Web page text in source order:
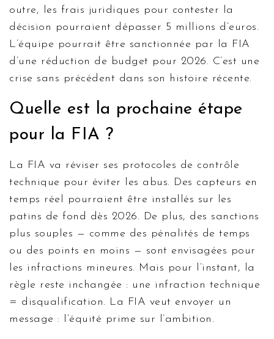
outre, les frais juridiques pour contester la
décision pourraient dépasser 5 millions d’euros.
L’équipe pourrait être sanctionnée par la FIA
d’une réduction de budget pour 2026. C’est une
crise sans précédent dans son histoire récente.
Quelle est la prochaine étape
pour la FIA ?
La FIA va réviser ses protocoles de contrôle
technique pour éviter les abus. Des capteurs en
temps réel pourraient être installés sur les
patins de fond dès 2026. De plus, des sanctions
plus souples — comme des pénalités de temps
ou des points en moins — sont envisagées pour
les infractions mineures. Mais pour l’instant, la
règle reste inchangée : une infraction technique
= disqualification. La FIA veut envoyer un
message : l’équité prime sur l’ambition.